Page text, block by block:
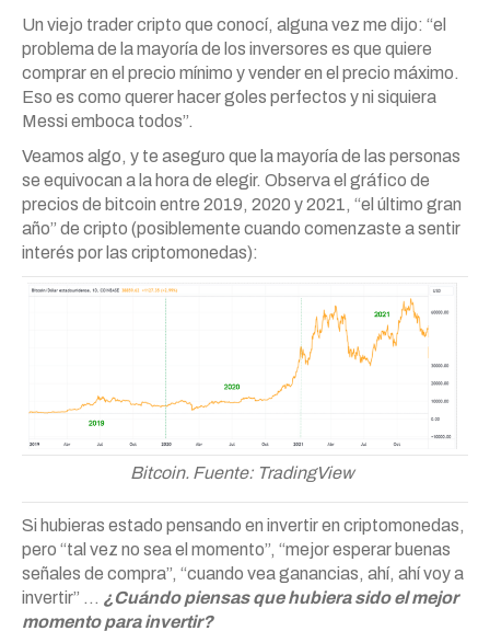
Un viejo trader cripto que conocí, alguna vez me dijo: “el
problema de la mayoría de los inversores es que quiere
comprar en el precio mínimo y vender en el precio máximo.
Eso es como querer hacer goles perfectos y ni siquiera
Messi emboca todos”.
Veamos algo, y te aseguro que la mayoría de las personas
se equivocan a la hora de elegir. Observa el gráfico de
precios de bitcoin entre 2019, 2020 y 2021, “el último gran
año” de cripto (posiblemente cuando comenzaste a sentir
interés por las criptomonedas):
Bitcoin. Fuente: TradingView
Si hubieras estado pensando en invertir en criptomonedas,
pero “tal vez no sea el momento”, “mejor esperar buenas
señales de compra”, “cuando vea ganancias, ahí, ahí voy a
invertir” … ¿Cuándo piensas que hubiera sido el mejor
momento para invertir?